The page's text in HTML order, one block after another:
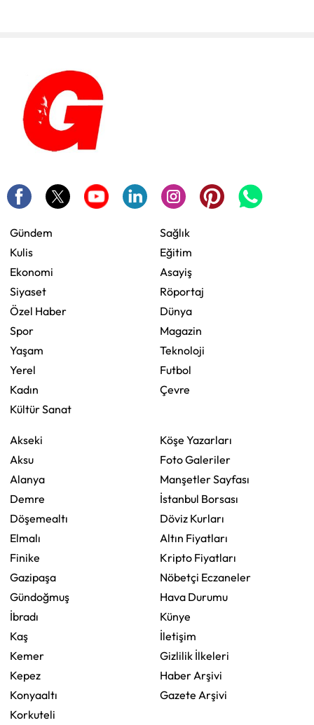
Gündem
Kulis
Ekonomi
Siyaset
Özel Haber
Spor
Yaşam
Yerel
Kadın
Kültür Sanat
Sağlık
Eğitim
Asayiş
Röportaj
Dünya
Magazin
Teknoloji
Futbol
Çevre
Akseki
Aksu
Alanya
Demre
Döşemealtı
Elmalı
Finike
Gazipaşa
Gündoğmuş
İbradı
Kaş
Kemer
Kepez
Konyaaltı
Korkuteli
Köşe Yazarları
Foto Galeriler
Manşetler Sayfası
İstanbul Borsası
Döviz Kurları
Altın Fiyatları
Kripto Fiyatları
Nöbetçi Eczaneler
Hava Durumu
Künye
İletişim
Gizlilik İlkeleri
Haber Arşivi
Gazete Arşivi